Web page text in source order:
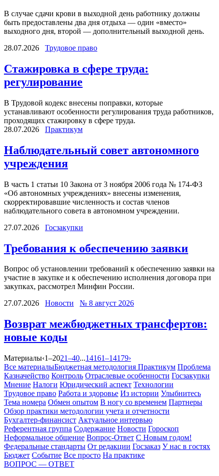
В случае сдачи крови в выходной день работнику должны
быть предоставлены два дня отдыха — один «вместо»
выходного дня, второй — дополнительный выходной день.
28.07.2026
Трудовое право
Стажировка в сфере труда:
регулирование
В Трудовой кодекс внесены поправки, которые
устанавливают особенности регулирования труда работников,
проходящих стажировку в сфере труда.
28.07.2026
Практикум
Наблюдательный совет автономного
учреждения
В часть 1 статьи 10 Закона от 3 ноября 2006 года № 174-ФЗ
«Об автономных учреждениях» внесены изменения,
скорректировавшие численность и состав членов
наблюдательного совета в автономном учреждении.
27.07.2026
Госзакупки
Требования к обеспечению заявки
Вопрос об установлении требований к обеспечению заявки на
участие в закупке и к обеспечению исполнения договора при
закупках, рассмотрел Минфин России.
27.07.2026
Новости № 8 август 2026
Возврат межбюджетных трансфертов:
новые коды
Материалы‹1–2021–40...14161–14179›
Все материалыБюджетная методология Практикум Проблема
Казначейство Контроль Отраслевые особенности Госзакупки
Мнение Налоги Юридический аспект Технологии
Трудовое право Работа и здоровье Из истории Улыбнитесь
Тема номера Обмен опытом В ногу со временем Партнеры
Обзор практики методологии учета и отчетности
Бухгалтер-финансист Актуальное интервью
Референтная группа Содержание Новости Гороскоп
Неформальное общение Вопрос-Ответ С Новым годом!
Федеральные стандарты От редакции Госзаказ У нас в гостях
Бюджет Событие Все просто На практике
ВОПРОС — ОТВЕТ